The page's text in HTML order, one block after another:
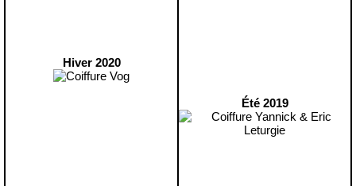
Hiver 2020
Été 2019